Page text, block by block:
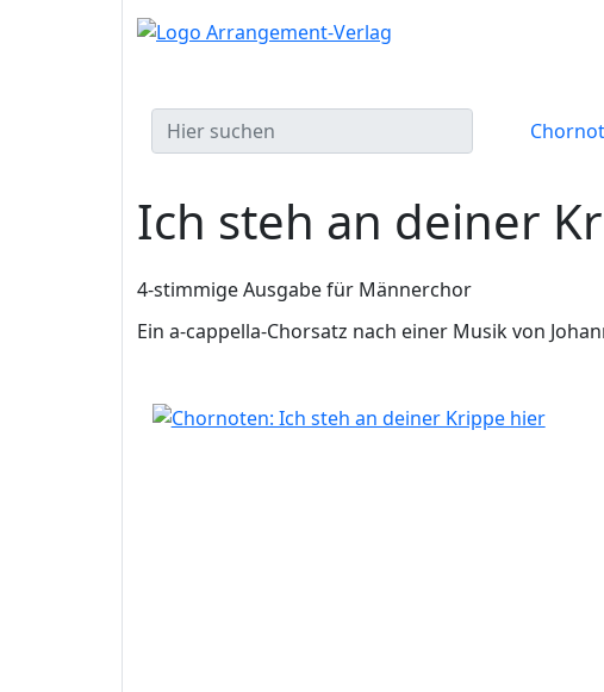
Ich steh an deiner
4-stimmige Ausgabe für Männerchor
Ein a-cappella-Chorsatz nach einer Musik von